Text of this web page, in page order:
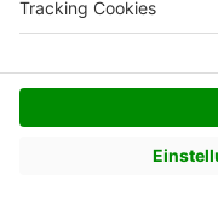
Planung sollte für
einer Baufirma oder
hingegen bereits